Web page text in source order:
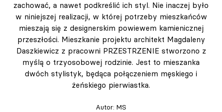
zachować, a nawet podkreślić ich styl. Nie inaczej było
w niniejszej realizacji, w której potrzeby mieszkańców
mieszają się z designerskim powiewem kamienicznej
przeszłości. Mieszkanie projektu architekt Magdaleny
Daszkiewicz z pracowni PRZESTRZENIE stworzono z
myślą o trzyosobowej rodzinie. Jest to mieszanka
dwóch stylistyk, będąca połączeniem męskiego i
żeńskiego pierwiastka.
Autor: MS